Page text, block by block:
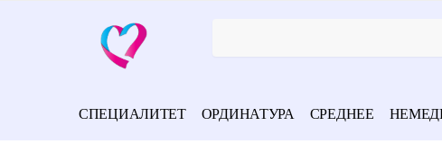
СПЕЦИАЛИТЕТ ОРДИНАТУРА СРЕДНЕЕ